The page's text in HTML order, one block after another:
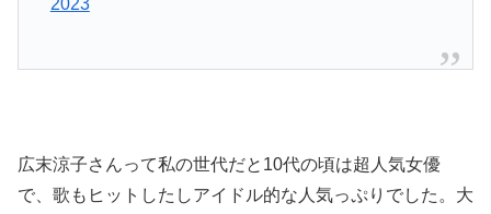
2023
広末涼子さんって私の世代だと10代の頃は超人気女優
で、歌もヒットしたしアイドル的な人気っぷりでした。大